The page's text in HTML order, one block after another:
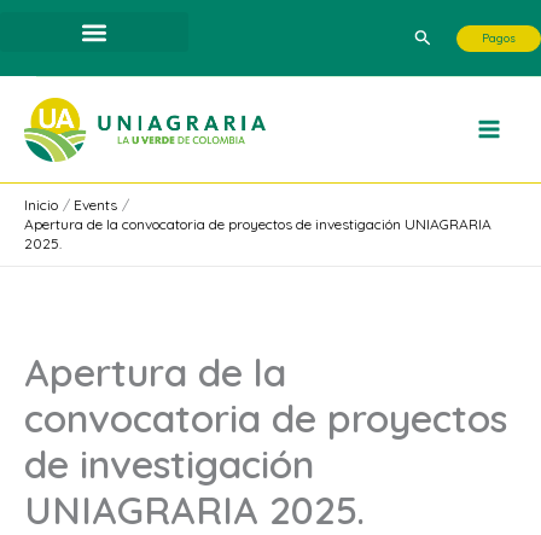
contenido
Buscar Pagos
Inicio
Events
Apertura de la convocatoria de proyectos de investigación UNIAGRARIA
2025.
Apertura de la
convocatoria de proyectos
de investigación
UNIAGRARIA 2025.